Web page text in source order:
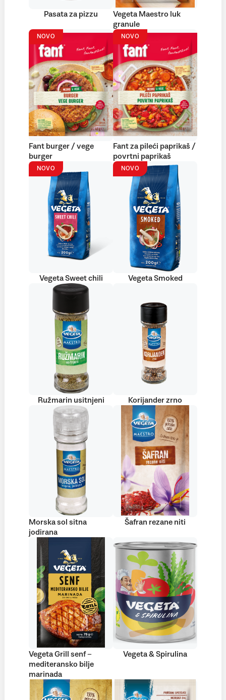
Pasata za pizzu
Vegeta Maestro luk
granule
NOVO
Fant burger / vege
burger
NOVO
Fant za pileći paprikaš /
povrtni paprikaš
NOVO
Vegeta Sweet chili
NOVO
Vegeta Smoked
Ružmarin usitnjeni Korijander zrno
Morska sol sitna
jodirana
Šafran rezane niti
Vegeta Grill senf –
mediteransko bilje
marinada
Vegeta & Spirulina